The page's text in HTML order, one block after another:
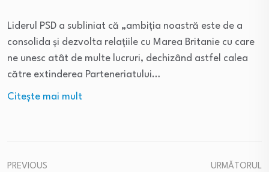
Liderul PSD a subliniat că „ambiția noastră este de a
consolida și dezvolta relațiile cu Marea Britanie cu care
ne unesc atât de multe lucruri, dechizând astfel calea
către extinderea Parteneriatului…
Citeşte mai mult
PREVIOUS
URMĂTORUL